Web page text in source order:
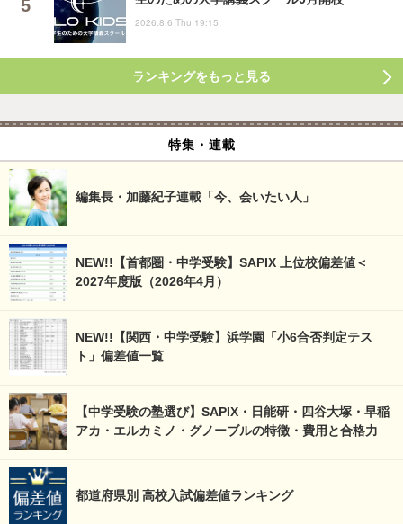
2026.8.6 Thu 19:15
ランキングをもっと見る
特集・連載
編集長・加藤紀子連載「今、会いたい人」
NEW!!【首都圏・中学受験】SAPIX 上位校偏差値＜
2027年度版（2026年4月）
NEW!!【関西・中学受験】浜学園「小6合否判定テス
ト」偏差値一覧
【中学受験の塾選び】SAPIX・日能研・四谷大塚・早稲
アカ・エルカミノ・グノーブルの特徴・費用と合格力
都道府県別 高校入試偏差値ランキング